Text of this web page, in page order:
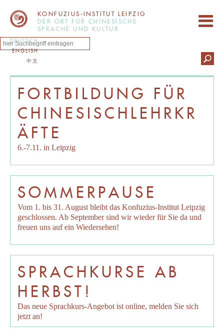
KONFUZIUS-INSTITUT LEIPZIG
DER ORT FÜR CHINESISCHE
SPRACHE UND KULTUR
DEUTSCH
ENGLISH
中文
FORTBILDUNG FÜR
CHINESISCHLEHRKR
ÄFTE
6.-7.11. in Leipzig
SOMMERPAUSE
Vom 1. bis 31. August bleibt das Konfuzius-Institut Leipzig
geschlossen. Ab September sind wir wieder für Sie da und
freuen uns auf ein Wiedersehen!
SPRACHKURSE AB
HERBST!
Das neue Sprachkurs-Angebot ist online, melden Sie sich
jetzt an!